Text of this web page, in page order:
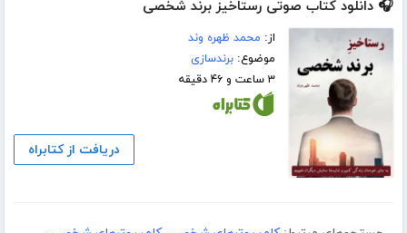
🎧 دانلود کتاب صوتی رستاخیز برند شخصی
از: محمد ظهره وند
موضوع:برندسازی
۳ ساعت و ۴۶ دقیقه
دریافت از کتابراه